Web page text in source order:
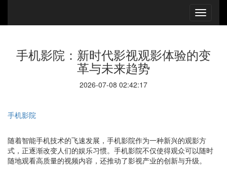
手机影院：新时代影视观影体验的变
革与未来趋势
2026-07-08 02:42:17
手机影院
随着智能手机技术的飞速发展，手机影院作为一种新兴的观影方
式，正逐渐改变人们的娱乐习惯。手机影院不仅使得观众可以随时
随地观看高质量的视频内容，还推动了影视产业的创新与升级。